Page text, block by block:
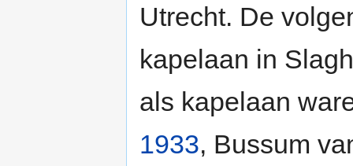
Utrecht. De
kapelaan in
als kapelaan
1933, Bussum